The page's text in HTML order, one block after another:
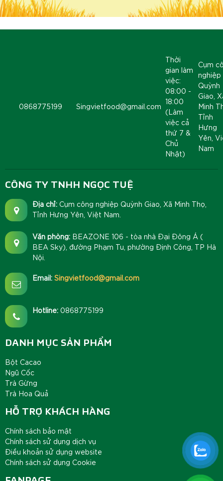
0868775199 Singvietfood@gmail.com
Thời
gian làm
việc:
08:00 -
18:00
(Làm
việc cả
thứ 7 &
Chủ
Nhật)
Cụm
nghiệp
Quỳnh
Giao,
Minh
Tỉnh
Hưng
Yên,
Nam
CÔNG TY TNHH NGỌC TUỆ
Địa chỉ: Cụm công nghiệp Quỳnh Giao, Xã Minh Thọ,
Tỉnh Hưng Yên, Việt Nam.
Văn phòng: BEAZONE 106 - tòa nhà Đại Đông Á (
BEA Sky), đường Phạm Tu, phường Định Công, TP Hà
Nội.
Email: Singvietfood@gmail.com
Hotline: 0868775199
DANH MỤC SẢN PHẨM
Bột Cacao
Ngũ Cốc
Trà Gừng
Trà Hoa Quả
HỖ TRỢ KHÁCH HÀNG
Chính sách bảo mật
Chính sách sử dụng dịch vụ
Điều khoản sử dụng website
Chính sách sử dụng Cookie